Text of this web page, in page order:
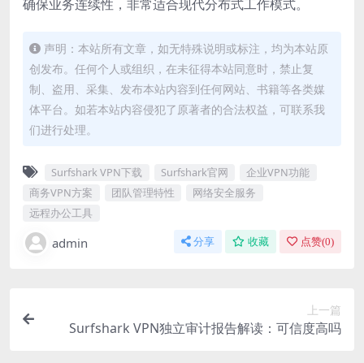
确保业务连续性，非常适合现代分布式工作模式。
声明：本站所有文章，如无特殊说明或标注，均为本站原
创发布。任何个人或组织，在未征得本站同意时，禁止复
制、盗用、采集、发布本站内容到任何网站、书籍等各类媒
体平台。如若本站内容侵犯了原著者的合法权益，可联系我
们进行处理。
Surfshark VPN下载 Surfshark官网
企业VPN功能
商务VPN方案
团队管理特性
网络安全服务
远程办公工具
admin 分享 收藏 点赞(0)
上一篇
Surfshark VPN独立审计报告解读：可信度高吗